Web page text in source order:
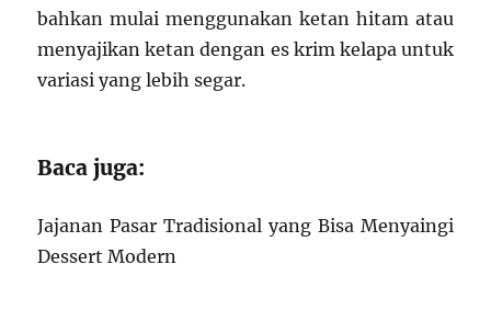
bahkan mulai menggunakan ketan hitam atau
menyajikan ketan dengan es krim kelapa untuk
variasi yang lebih segar.
Baca juga:
Jajanan Pasar Tradisional yang Bisa Menyaingi
Dessert Modern